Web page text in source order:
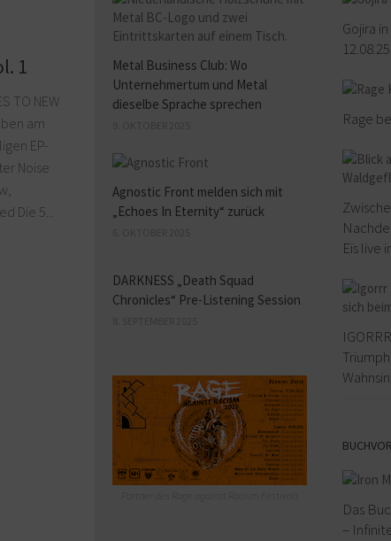
1
TO NEW
am
EP-
Noise
Die 5...
Gojira
12.08.25
Rage
Eïs live
Das
–
Metal Business Club: Wo
Unternehmertum und Metal
dieselbe Sprache sprechen
Agnostic Front melden sich mit
„Echoes In Eternity“ zurück
DARKNESS „Death Squad
Chronicles“ Pre-Listening Session